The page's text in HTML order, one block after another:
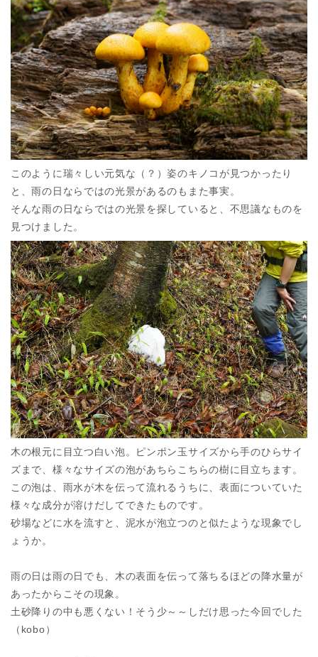
このように瑞々しい元気な（？）姿のキノコが見つかったり
と、雨の日ならではの光景があるのもまた事実。
そんな雨の日ならではの光景を探していると、不思議なものを
見つけました。
木の根元に目立つ白い泡。ピンポン玉サイズから手のひらサイ
ズまで、様々なサイズの泡があちらこちらの樹に目立ちます。
この泡は、雨水が木を伝って流れるうちに、表面についていた
様々な成分が溶けだしてできたものです。
砂場などに水を流すと、泥水が泡立つのと似たような現象でし
ょうか。
雨の日は雨の日でも、木の表面を伝って落ちるほどの降水量が
あったからこその現象。
土砂降りの中も悪くない！そう少～～しだけ思った今回でした
（kobo）